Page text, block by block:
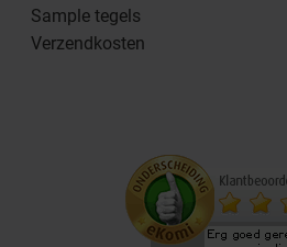
Sample tegels
Verzendkosten